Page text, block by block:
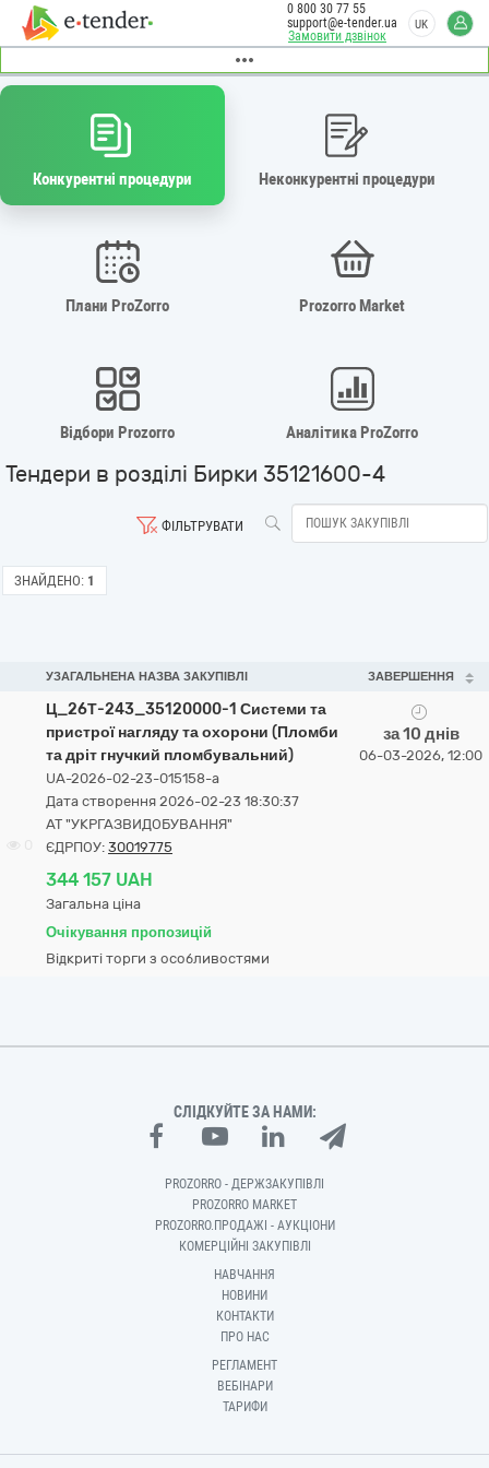
Замовити дзвінок
0 800 30 77 55
support@e-tender.ua
UK
Конкурентні процедури Неконкурентні процедури
Плани ProZorro Prozorro Market
Відбори Prozorro Аналітика ProZorro
Тендери в розділі Бирки 35121600-4
ФІЛЬТРУВАТИ
ЗНАЙДЕНО: 1
УЗАГАЛЬНЕНА НАЗВА ЗАКУПІВЛІ ЗАВЕРШЕННЯ
Ц_26Т-243_35120000-1 Системи та
пристрої нагляду та охорони (Пломби
та дріт гнучкий пломбувальний)
UA-2026-02-23-015158-a
Дата створення 2026-02-23 18:30:37
АТ "УКРГАЗВИДОБУВАННЯ"
ЄДРПОУ: 30019775
344 157 UAH
Загальна ціна
Очікування пропозицій
Відкриті торги з особливостями
за 10 днів
06-03-2026, 12:00
СЛІДКУЙТЕ ЗА НАМИ:
PROZORRO - ДЕРЖЗАКУПІВЛІ
PROZORRO MARKET
PROZORRO.ПРОДАЖІ - АУКЦІОНИ
КОМЕРЦІЙНІ ЗАКУПІВЛІ
НАВЧАННЯ
НОВИНИ
КОНТАКТИ
ПРО НАС
РЕГЛАМЕНТ
ВЕБІНАРИ
ТАРИФИ